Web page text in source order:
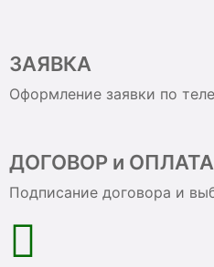
ЗАЯВКА
Оформление заявки по
ДОГОВОР и ОПЛАТА
Подписание договора и